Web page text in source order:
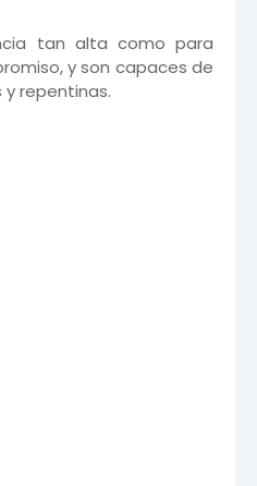
tan alta como para
y son capaces de
repentinas.